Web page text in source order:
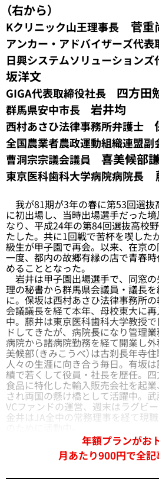
（右から）
Kクリニック山王理事長 菅重
アンカー・アドバイザーズ代表
日興システムソリューション
坂洋文
GIGA代表取締役社長 四方田
群馬県安中市長 岩井均
西村あさひ法律事務所弁護士
全国農業者農政運動組織連盟
曹洞宗宗議会議員 喜美候部
東京医科歯科大学病院病院長
我が81期が3年の春に第53回選抜
に初出場し、当時出場選手だった境
なり、平成24年の第84回選抜高校
たした。共に1回戦で苦杯を喫した
級生が甲子園で再会。以来、在京
一度、都内の故郷有縁の店で青春
めることとなった。
岩井は甲子園出場選手で、同窓
理の秘書から群馬県会議員・議長
に。保坂は西村あさひ法律事務所
会議議長を経て本年、母校東大に
中。藤井は東京医科歯科大学教授
ドしてきたが、病院長になり管理
病院から諸病院勤務を経て開業し
美候部（きみこうべ）は古刹長年寺
人々の生涯に向き合う毎日。有坂
績で若くして役員・社長を歴任。
食品に特化した輸入販売会社を起
され両国の懸け橋として活躍中。
VCファンドの運営、週末はラグビ
金井はJA全中の常務理事を経て現
年額プランがお
月あたり900円で全